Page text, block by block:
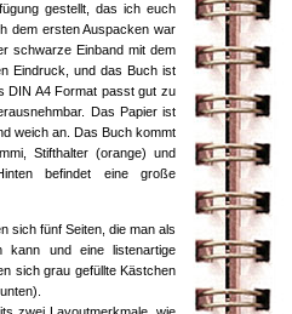
gestellt, das ich euch
dem ersten Auspacken war
schwarze Einband mit dem
Eindruck, und das Buch ist
DIN A4 Format passt gut zu
Das Papier ist
weich an. Das Buch kommt
Stifthalter (orange) und
befindet eine große
sich fünf Seiten, die man als
kann und eine listenartige
sich grau gefüllte Kästchen